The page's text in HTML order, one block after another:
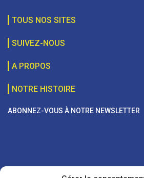
TOUS NOS SITES
SUIVEZ-NOUS
A PROPOS
NOTRE HISTOIRE
ABONNEZ-VOUS À NOTRE NEWSLETTER